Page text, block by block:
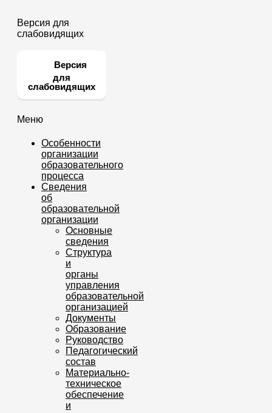
Версия для
слабовидящих
Версия
для
слабовидящих
Меню
Особенности
организации
образовательного
процесса
Сведения
об
образовательной
организации
Основные
сведения
Структура
и
органы
управления
образовательной
организацией
Документы
Образование
Руководство
Педагогический
состав
Материально-
техническое
обеспечение
и